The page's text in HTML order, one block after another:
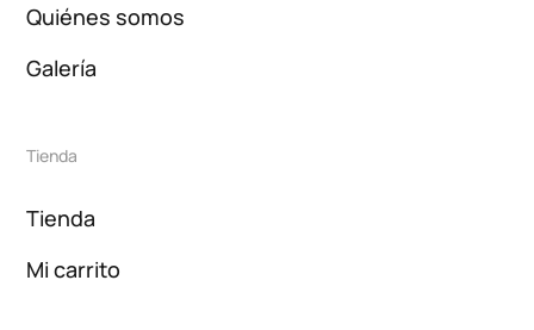
Quiénes somos
Galería
Tienda
Tienda
Mi carrito